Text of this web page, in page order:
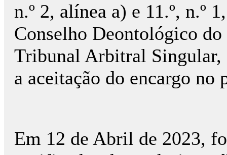
n.º 2, alínea a) e 11.º, n.º
Conselho Deontológico
Tribunal Arbitral Singular,
a aceitação do encargo no
Em 12 de Abril de 2023,